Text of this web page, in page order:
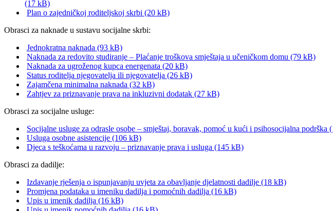
(17 kB)
Plan o zajedničkoj roditeljskoj skrbi (20 kB)
Obrasci za naknade u sustavu socijalne skrbi:
Jednokratna naknada (93 kB)
Naknada za redovito studiranje – Plaćanje troškova smještaja u učeničkom domu (79 kB)
Naknada za ugroženog kupca energenata (20 kB)
Status roditelja njegovatelja ili njegovatelja (26 kB)
Zajamčena minimalna naknada (32 kB)
Zahtjev za priznavanje prava na inkluzivni dodatak (27 kB)
Obrasci za socijalne usluge:
Socijalne usluge za odrasle osobe – smještaj, boravak, pomoć u kući i psihosocijalna podrška
Usluga osobne asistencije (106 kB)
Djeca s teškoćama u razvoju – priznavanje prava i usluga (145 kB)
Obrasci za dadilje:
Izdavanje rješenja o ispunjavanju uvjeta za obavljanje djelatnosti dadilje (18 kB)
Promjena podataka u imeniku dadilja i pomoćnih dadilja (16 kB)
Upis u imenik dadilja (16 kB)